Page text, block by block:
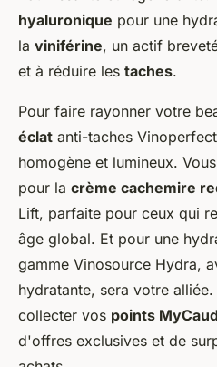
hyaluronique pour une
la viniférine, un actif
et à réduire les taches.
Pour faire rayonner votre
éclat anti-taches
homogène et lumineux.
pour la crème cachemire
Lift, parfaite pour ceux qui
âge global. Et pour une
gamme Vinosource Hydra,
hydratante, sera votre
collecter vos points
d'offres exclusives et de